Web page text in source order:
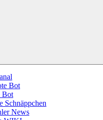
Bot
Bot
Schnäppchen
News